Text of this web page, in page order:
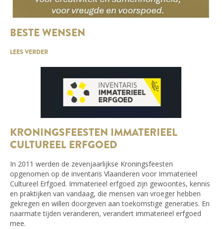
BESTE WENSEN
LEES VERDER
KRONINGSFEESTEN IMMATERIEEL
CULTUREEL ERFGOED
In 2011 werden de zevenjaarlijkse Kroningsfeesten
opgenomen op de inventaris Vlaanderen voor Immaterieel
Cultureel Erfgoed. Immaterieel erfgoed zijn gewoontes, kennis
en praktijken van vandaag, die mensen van vroeger hebben
gekregen en willen doorgeven aan toekomstige generaties. En
naarmate tijden veranderen, verandert immaterieel erfgoed
mee.